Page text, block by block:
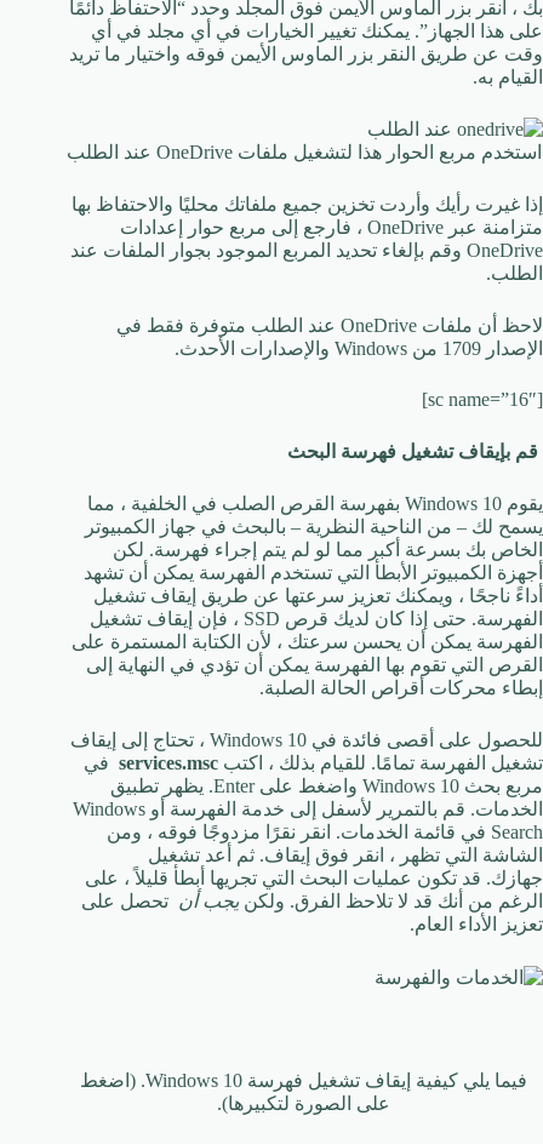
بك ، انقر بزر الماوس الأيمن فوق المجلد وحدد “الاحتفاظ دائمًا
على هذا الجهاز”. يمكنك تغيير الخيارات في أي مجلد في أي
وقت عن طريق النقر بزر الماوس الأيمن فوقه واختيار ما تريد
القيام به.
استخدم مربع الحوار هذا لتشغيل ملفات OneDrive عند الطلب
إذا غيرت رأيك وأردت تخزين جميع ملفاتك محليًا والاحتفاظ بها
متزامنة عبر OneDrive ، فارجع إلى مربع حوار إعدادات
OneDrive وقم بإلغاء تحديد المربع الموجود بجوار الملفات عند
الطلب.
لاحظ أن ملفات OneDrive عند الطلب متوفرة فقط في
الإصدار 1709 من Windows والإصدارات الأحدث.
[sc name=”16″]
قم بإيقاف تشغيل فهرسة البحث
يقوم Windows 10 بفهرسة القرص الصلب في الخلفية ، مما
يسمح لك – من الناحية النظرية – بالبحث في جهاز الكمبيوتر
الخاص بك بسرعة أكبر مما لو لم يتم إجراء فهرسة. لكن
أجهزة الكمبيوتر الأبطأ التي تستخدم الفهرسة يمكن أن تشهد
أداءً ناجحًا ، ويمكنك تعزيز سرعتها عن طريق إيقاف تشغيل
الفهرسة. حتى إذا كان لديك قرص SSD ، فإن إيقاف تشغيل
الفهرسة يمكن أن يحسن سرعتك ، لأن الكتابة المستمرة على
القرص التي تقوم بها الفهرسة يمكن أن تؤدي في النهاية إلى
إبطاء محركات أقراص الحالة الصلبة.
للحصول على أقصى فائدة في Windows 10 ، تحتاج إلى إيقاف
تشغيل الفهرسة تمامًا. للقيام بذلك ، اكتب services.msc في
مربع بحث Windows 10 واضغط على Enter. يظهر تطبيق
الخدمات. قم بالتمرير لأسفل إلى خدمة الفهرسة أو Windows
Search في قائمة الخدمات. انقر نقرًا مزدوجًا فوقه ، ومن
الشاشة التي تظهر ، انقر فوق إيقاف. ثم أعد تشغيل
جهازك. قد تكون عمليات البحث التي تجريها أبطأ قليلاً ، على
الرغم من أنك قد لا تلاحظ الفرق. ولكن يجب أن تحصل على
تعزيز الأداء العام.
فيما يلي كيفية إيقاف تشغيل فهرسة Windows 10. (اضغط
على الصورة لتكبيرها).